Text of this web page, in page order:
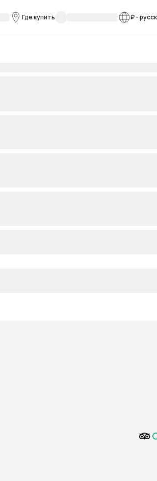
Где купить ₽-